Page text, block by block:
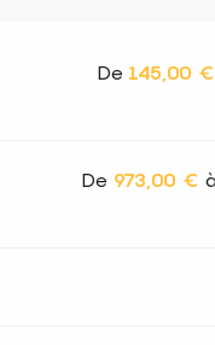
De 145,00 €
De 973,00 € à